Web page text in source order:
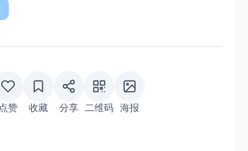
点赞 收藏 分享 二维码 海报